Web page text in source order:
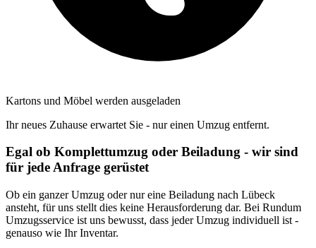
Kartons und Möbel werden ausgeladen
Ihr neues Zuhause erwartet Sie - nur einen Umzug entfernt.
Egal ob Komplettumzug oder Beiladung - wir sind
für jede Anfrage gerüstet
Ob ein ganzer Umzug oder nur eine Beiladung nach Lübeck
ansteht, für uns stellt dies keine Herausforderung dar. Bei Rundum
Umzugsservice ist uns bewusst, dass jeder Umzug individuell ist -
genauso wie Ihr Inventar.